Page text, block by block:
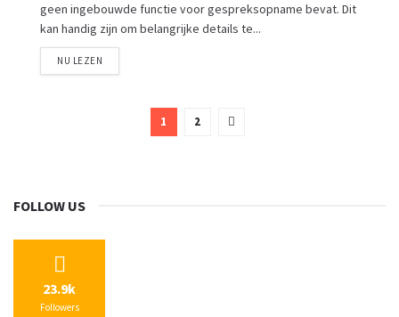
geen ingebouwde functie voor gespreksopname bevat. Dit
kan handig zijn om belangrijke details te...
NU LEZEN
1 2
FOLLOW US
23.9k
Followers